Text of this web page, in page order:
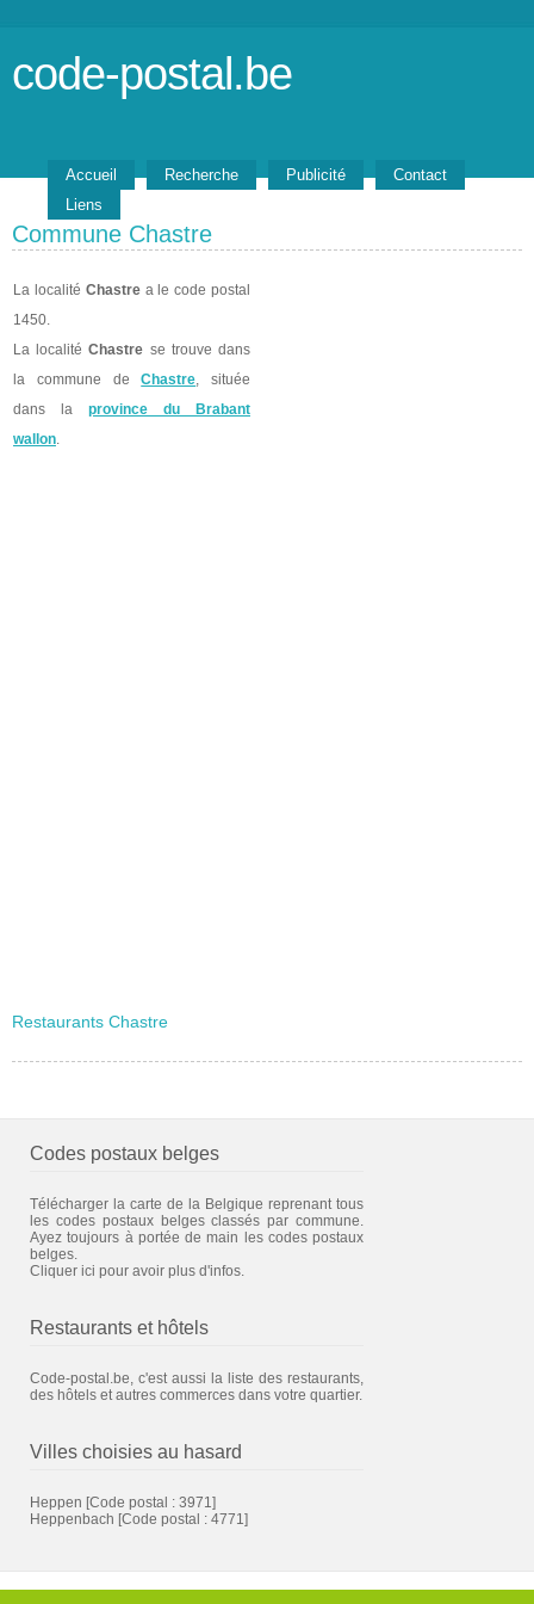
code-postal.be
Accueil Recherche Publicité
Contact
Liens
Commune Chastre
La localité Chastrea le code postal
1450.
La localitéChastre se trouve dans
la commune deChastre, située
dans la province du Brabant
wallon.
Restaurants Chastre
Codes postaux belges
Télécharger la carte de la Belgique reprenant tous
les codes postaux belges classés par commune.
Ayez toujours à portée de main les codes postaux
belges.
Cliquer ici pour avoir plus d'infos.
Restaurants et hôtels
Code-postal.be, c'est aussi la liste des restaurants,
des hôtels et autres commerces dans votre quartier.
Villes choisies au hasard
Heppen [Code postal : 3971]
Heppenbach [Code postal : 4771]